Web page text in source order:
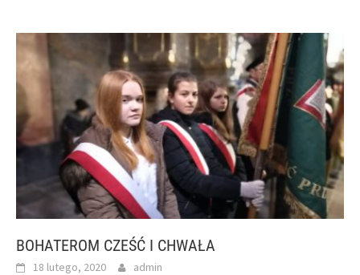
BOHATEROM CZEŚĆ I CHWAŁA
18 lutego, 2020 admin